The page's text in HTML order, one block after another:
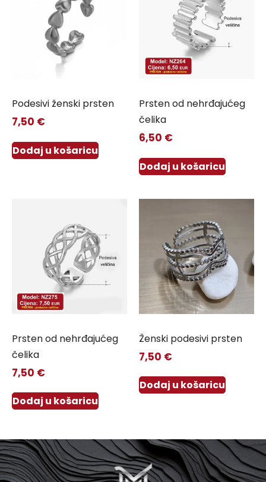
Podesivi ženski prsten
7,50 €
Dodaj u košaricu
Prsten od nehrđajućeg
čelika
6,50 €
Dodaj u košaricu
Prsten od nehrđajućeg
čelika
7,50 €
Dodaj u košaricu
Ženski podesivi prsten
7,50 €
Dodaj u košaricu